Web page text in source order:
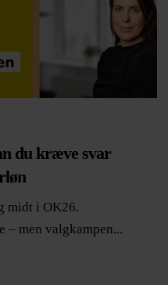
du kræve svar
midt i OK26.
– men valgkampen...